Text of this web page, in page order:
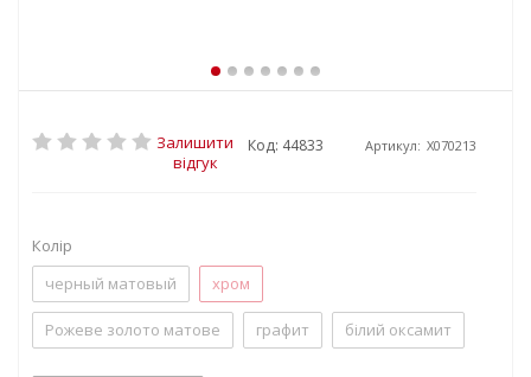
Залишити
відгук
Код: 44833 Артикул: X070213
Колір
черный матовый
хром
Рожеве золото матове графит білий оксамит